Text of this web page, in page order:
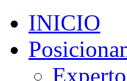
INICIO